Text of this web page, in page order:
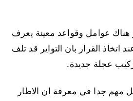
هناك عوامل وقواعد معينة يعرف
اتخاذ القرار بان التواير قد تلف
عجلة جديدة.
مهم جدا في معرفة ان الاطار